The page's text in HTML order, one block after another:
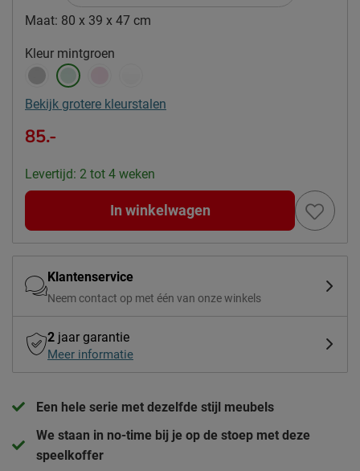
Maat: 80 x 39 x 47 cm
Kleur mintgroen
Bekijk grotere kleurstalen
85.-
Levertijd: 2 tot 4 weken
In winkelwagen
Klantenservice
Neem contact op met één van onze winkels
2 jaar garantie
Meer informatie
Een hele serie met dezelfde stijl meubels
We staan in no-time bij je op de stoep met deze
speelkoffer